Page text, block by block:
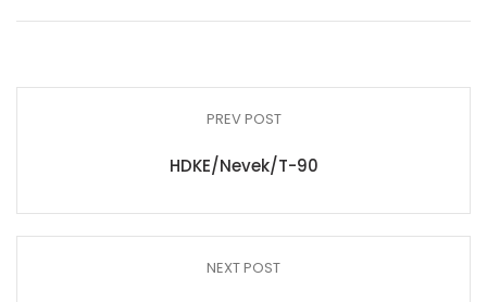
PREV POST
HDKE/Nevek/T-90
NEXT POST